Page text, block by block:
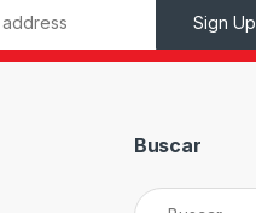
Sign Up
Buscar
Buscar: